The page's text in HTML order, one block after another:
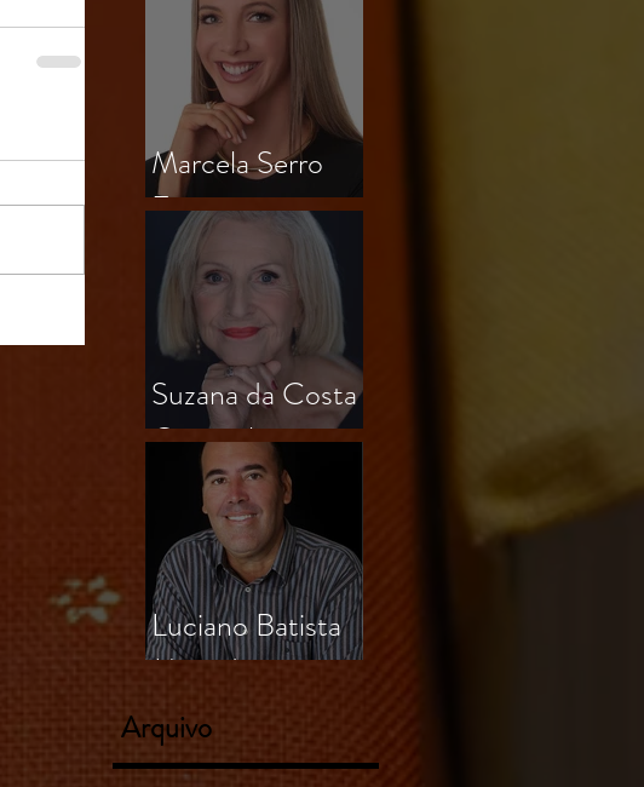
Marcela Serro
Frasson
Suzana da Costa
Outeiral
Luciano Batista
Miranda
Arquivo